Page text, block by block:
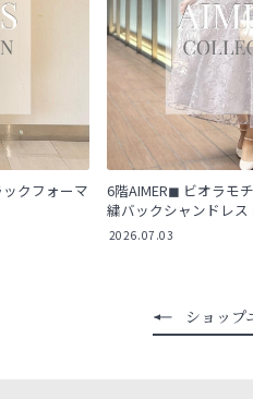
クフォーマ
6階AIMER◼︎ ビオラモ
繍バックシャンドレ
2026.07.03
ショップ